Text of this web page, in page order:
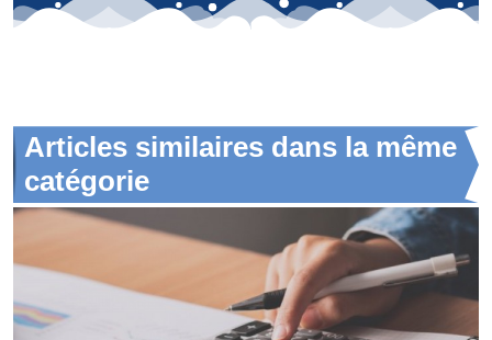
Articles similaires dans la même
catégorie